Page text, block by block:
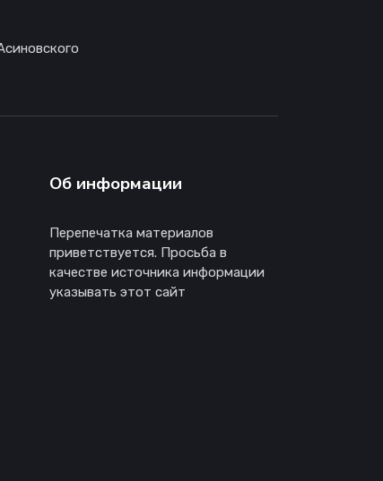
Об информации
Перепечатка материалов
приветствуется. Просьба в
качестве источника информации
указывать этот сайт